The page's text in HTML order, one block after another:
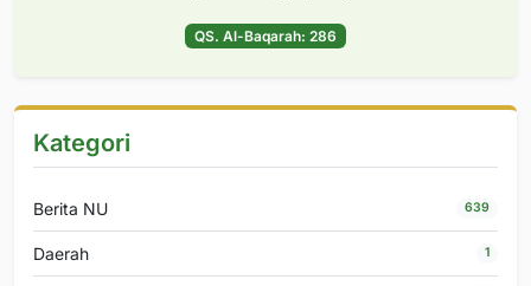
QS. Al-Baqarah: 286
Kategori
Berita NU 639
Daerah 1